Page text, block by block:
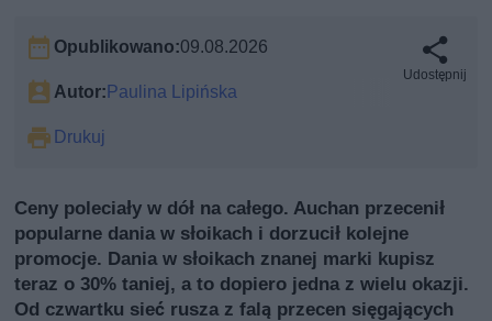
Opublikowano:09.08.2026
Autor:Paulina Lipińska
Drukuj
Udostępnij
Ceny poleciały w dół na całego. Auchan przecenił
popularne dania w słoikach i dorzucił kolejne
promocje. Dania w słoikach znanej marki kupisz
teraz o 30% taniej, a to dopiero jedna z wielu okazji.
Od czwartku sieć rusza z falą przecen sięgających